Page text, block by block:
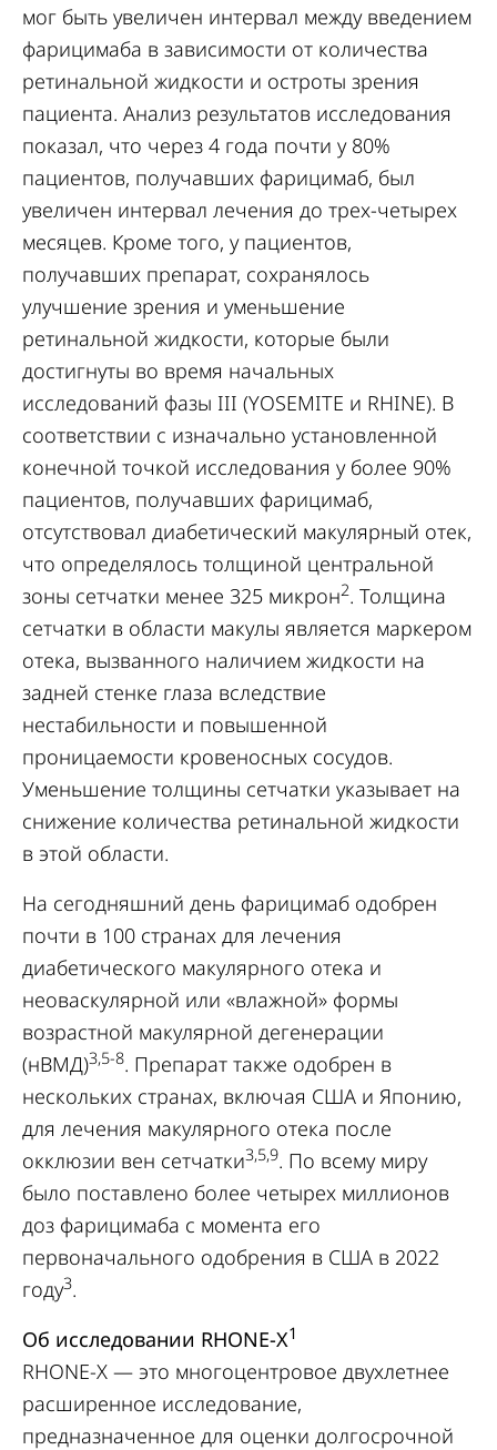
мог быть увеличен интервал между введением
фарицимаба в зависимости от количества
ретинальной жидкости и остроты зрения
пациента. Анализ результатов исследования
показал, что через 4 года почти у 80%
пациентов, получавших фарицимаб, был
увеличен интервал лечения до трех-четырех
месяцев. Кроме того, у пациентов,
получавших препарат, сохранялось
улучшение зрения и уменьшение
ретинальной жидкости, которые были
достигнуты во время начальных
исследований фазы III (YOSEMITE и RHINE). В
соответствии с изначально установленной
конечной точкой исследования у более 90%
пациентов, получавших фарицимаб,
отсутствовал диабетический макулярный отек,
что определялось толщиной центральной
зоны сетчатки менее 325 микрон2. Толщина
сетчатки в области макулы является маркером
отека, вызванного наличием жидкости на
задней стенке глаза вследствие
нестабильности и повышенной
проницаемости кровеносных сосудов.
Уменьшение толщины сетчатки указывает на
снижение количества ретинальной жидкости
в этой области.
На сегодняшний день фарицимаб одобрен
почти в 100 странах для лечения
диабетического макулярного отека и
неоваскулярной или «влажной» формы
возрастной макулярной дегенерации
(нВМД)3,5-8. Препарат также одобрен в
нескольких странах, включая США и Японию,
для лечения макулярного отека после
окклюзии вен сетчатки3,5,9. По всему миру
было поставлено более четырех миллионов
доз фарицимаба с момента его
первоначального одобрения в США в 2022
году3.
Об исследовании RHONE-X1
RHONE-X — это многоцентровое двухлетнее
расширенное исследование,
предназначенное для оценки долгосрочной